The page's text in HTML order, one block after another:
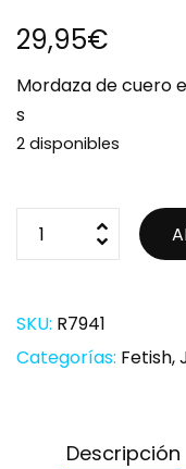
29,95€
Mordaza de cuero
s
2 disponibles
SKU: R7941
Categorías: Fetish,
Descripción